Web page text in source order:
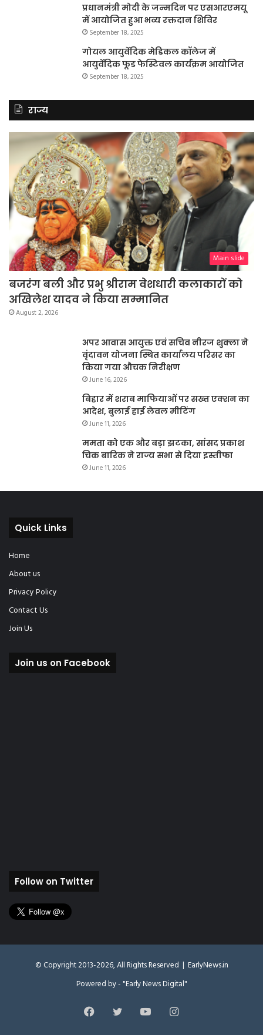
प्रधानमंत्री मोदी के जन्मदिन पर एसआरएमयू
में आयोजित हुआ भव्य रक्तदान शिविर
September 18, 2025
गोयल आयुर्वेदिक मेडिकल कॉलेज में
आयुर्वेदिक फूड फेस्टिवल कार्यक्रम आयोजित
September 18, 2025
राज्य
Main slide
बजरंग बली और प्रभु श्रीराम वेशधारी कलाकारों को
अखिलेश यादव ने किया सम्मानित
August 2, 2026
अपर आवास आयुक्त एवं सचिव नीरज शुक्ला ने
वृंदावन योजना स्थित कार्यालय परिसर का
किया गया औचक निरीक्षण
June 16, 2026
बिहार में शराब माफियाओं पर सख्त एक्शन का
आदेश, बुलाई हाई लेवल मीटिंग
June 11, 2026
ममता को एक और बड़ा झटका, सांसद प्रकाश
चिक बारिक ने राज्य सभा से दिया इस्तीफा
June 11, 2026
Quick Links
Home
About us
Privacy Policy
Contact Us
Join Us
Join us on Facebook
Follow on Twitter
© Copyright 2013-2026, All Rights Reserved | EarlyNews.in
Powered by - "Early News Digital"
FacebookTwitter YouTubeInstagram